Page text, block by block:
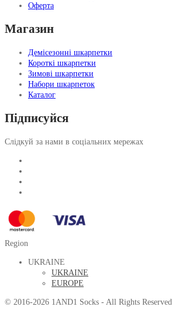
Оферта
Магазин
Демісезонні шкарпетки
Короткі шкарпетки
Зимові шкарпетки
Набори шкарпеток
Каталог
Підписуйся
Слідкуй за нами в соціальних мережах
Region
UKRAINE
UKRAINE
EUROPE
© 2016-2026 1AND1 Socks - All Rights Reserved.